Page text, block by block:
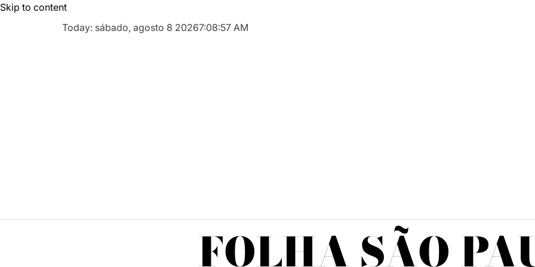
Skip to content
Today: sábado, agosto 8 20267:08:58 AM
FOLHA SÃO